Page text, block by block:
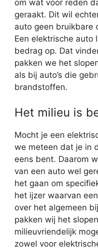
om wat voor reden
geraakt. Dit wil
auto geen bruikbare
Een elektrische auto
bedrag op. Dat
pakken we het
als bij auto’s die
brandstoffen.
Het milieu is
Mocht je een
we meteen dat je in
eens bent. Daarom
van een auto wel
het gaan om
het ijzer waarvan
over het algemeen
pakken wij het
milieuvriendelijk
zowel voor